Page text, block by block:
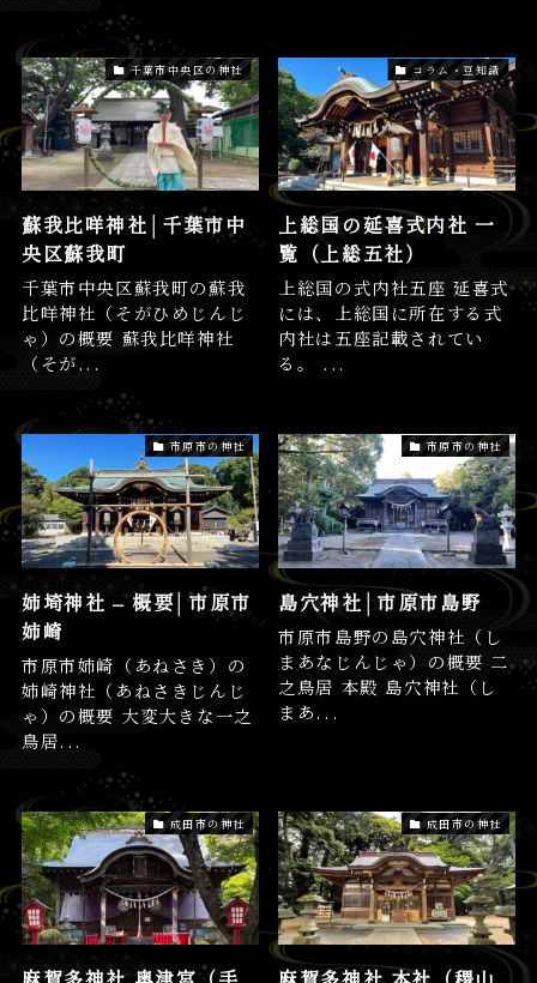
千葉市中央区の神社
蘇我比咩神社│千葉市中
央区蘇我町
千葉市中央区蘇我町の蘇我
比咩神社（そがひめじんじ
ゃ）の概要 蘇我比咩神社
（そが...
コラム・豆知識
上総国の延喜式内社 一
覧（上総五社）
上総国の式内社五座 延喜式
には、上総国に所在する式
内社は五座記載されてい
る。 ...
市原市の神社
姉埼神社 – 概要│市原市
姉崎
市原市姉崎（あねさき）の
姉崎神社（あねさきじんじ
ゃ）の概要 大変大きな一之
鳥居...
市原市の神社
島穴神社│市原市島野
市原市島野の島穴神社（し
まあなじんじゃ）の概要 二
之鳥居 本殿 島穴神社（し
まあ...
成田市の神社 成田市の神社